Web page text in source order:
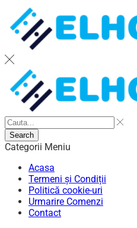
Search
Categorii Meniu
Acasa
Termeni și Condiții
Politică cookie-uri
Urmarire Comenzi
Contact